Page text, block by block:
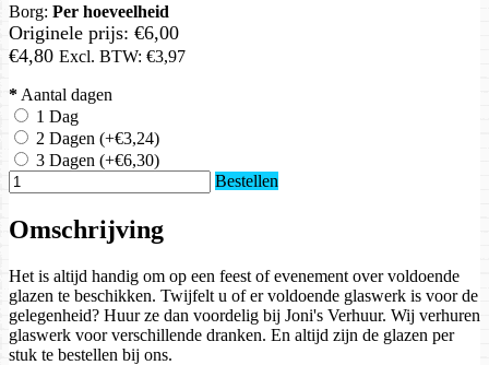
Borg: Per hoeveelheid
Originele prijs: €6,00
€4,80 Excl. BTW: €3,97
* Aantal dagen
1 Dag
2 Dagen (+€3,24)
3 Dagen (+€6,30)
Bestellen
Omschrijving
Het is altijd handig om op een feest of evenement over voldoende
glazen te beschikken. Twijfelt u of er voldoende glaswerk is voor de
gelegenheid? Huur ze dan voordelig bij Joni's Verhuur. Wij verhuren
glaswerk voor verschillende dranken. En altijd zijn de glazen per
stuk te bestellen bij ons.